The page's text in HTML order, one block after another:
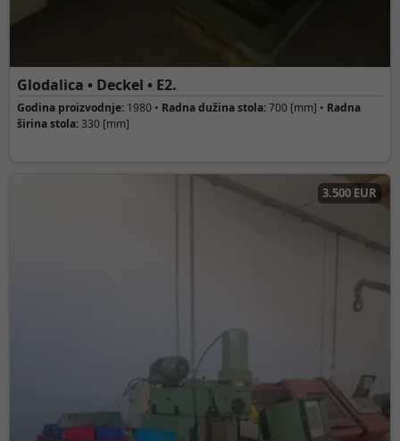
Glodalica • Deckel • E2.
Godina proizvodnje: 1980 • Radna dužina stola:700 [mm] • Radna
širina stola:330 [mm]
3.500 EUR